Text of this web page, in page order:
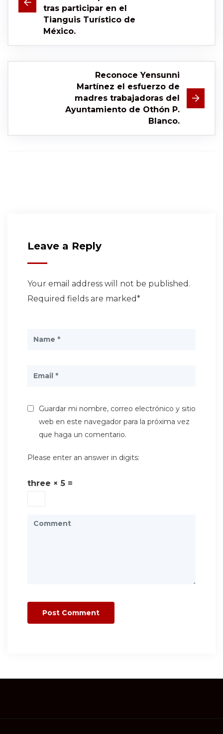
tras participar en el
Tianguis Turístico de
México.
Reconoce Yensunni
Martínez el esfuerzo de
madres trabajadoras del
Ayuntamiento de Othón P.
Blanco.
Leave a Reply
Your email address will not be published.
Required fields are marked*
Guardar mi nombre, correo electrónico y sitio
web en este navegador para la próxima vez
que haga un comentario.
Please enter an answer in digits:
three × 5 =